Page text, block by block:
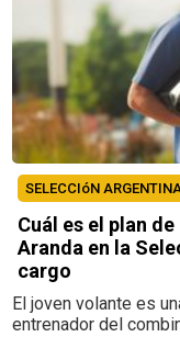
SELECCIóN
Cuál es el plan
Aranda en la
cargo
El joven volante es
entrenador del